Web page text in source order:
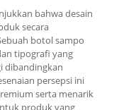
bahwa desain
secara
botol sampo
tipografi yang
dibandingkan
persepsi ini
serta menarik
produk yang